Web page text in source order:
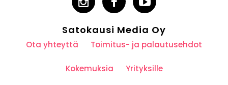
Satokausi Media Oy
Ota yhteyttä Toimitus- ja palautusehdot
Kokemuksia Yrityksille